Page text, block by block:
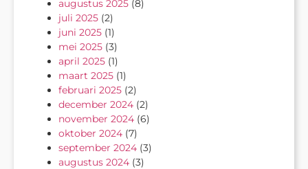
augustus 2025 (8)
juli 2025 (2)
juni 2025 (1)
mei 2025 (3)
april 2025 (1)
maart 2025 (1)
februari 2025 (2)
december 2024 (2)
november 2024 (6)
oktober 2024 (7)
september 2024 (3)
augustus 2024 (3)